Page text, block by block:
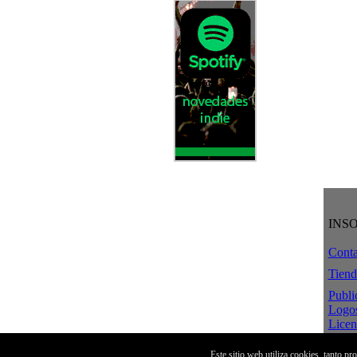
Este sitio web utiliza cookies, tanto